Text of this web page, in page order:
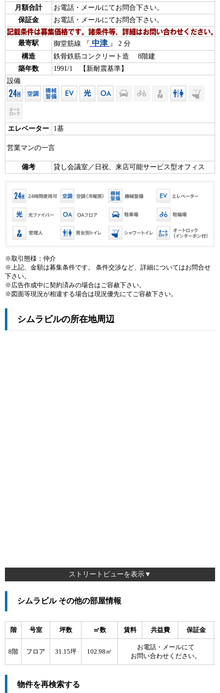
月額合計
お電話・メールにてお問合下さい。
保証金
お電話・メールにてお問合下さい。
最寄駅 御堂筋線 『 中津 』 2 分
構造
鉄骨鉄筋コンクリート造 8階建
築年数
1991/1 【新耐震基準】
設備
エレベーター 1基
営業マンの一言
備考 貸し会議室／日祝、来店可能サービス型オフィス
※取引態様：仲介
※上記、金額は募集条件です。 条件交渉など、詳細についてはお問合せ
下さい。
※広告作成中に契約済みの場合はご容赦下さい。
※図面等現況が相違する場合は現況優先にてご容赦下さい。
シムラビルの所在地周辺
ストリートビューを表示▼
シムラビル その他の部屋情報
階 号室 坪数 ㎡数 賃料 共益費 保証金
8階 フロア 31.15坪 102.98㎡
お電話・メールにて
お問い合わせください。
物件を再検索する